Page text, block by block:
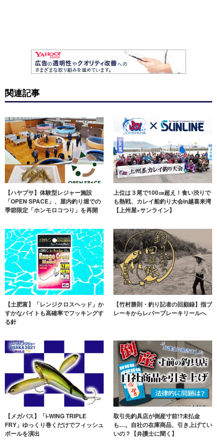
関連記事
【ハヤブサ】体験型レジャー施設
「OPEN SPACE」、屋内釣り堀での
季節限定「ホンモロコつり」を再開
上位は３尾で100㎝超え！食い渋りで
も熱戦、カレイ船釣り大会in越喜来湾
【上州屋×サンライン】
【土肥富】「レンジクロスヘッド」か
すかなバイトも高確率でフッキングす
る針
【竹村勝則・釣り記者の回顧録】指ブ
レーキからレバーブレーキリールへ
【メガバス】「i-WING TRIPLE
FRY」ゆっくり巻くだけでフィッシュ
ボールを演出
取引先釣具店が倒産寸前!?未払金
も…。自社の在庫商品、引き上げてい
いの？【弁護士に聞く】